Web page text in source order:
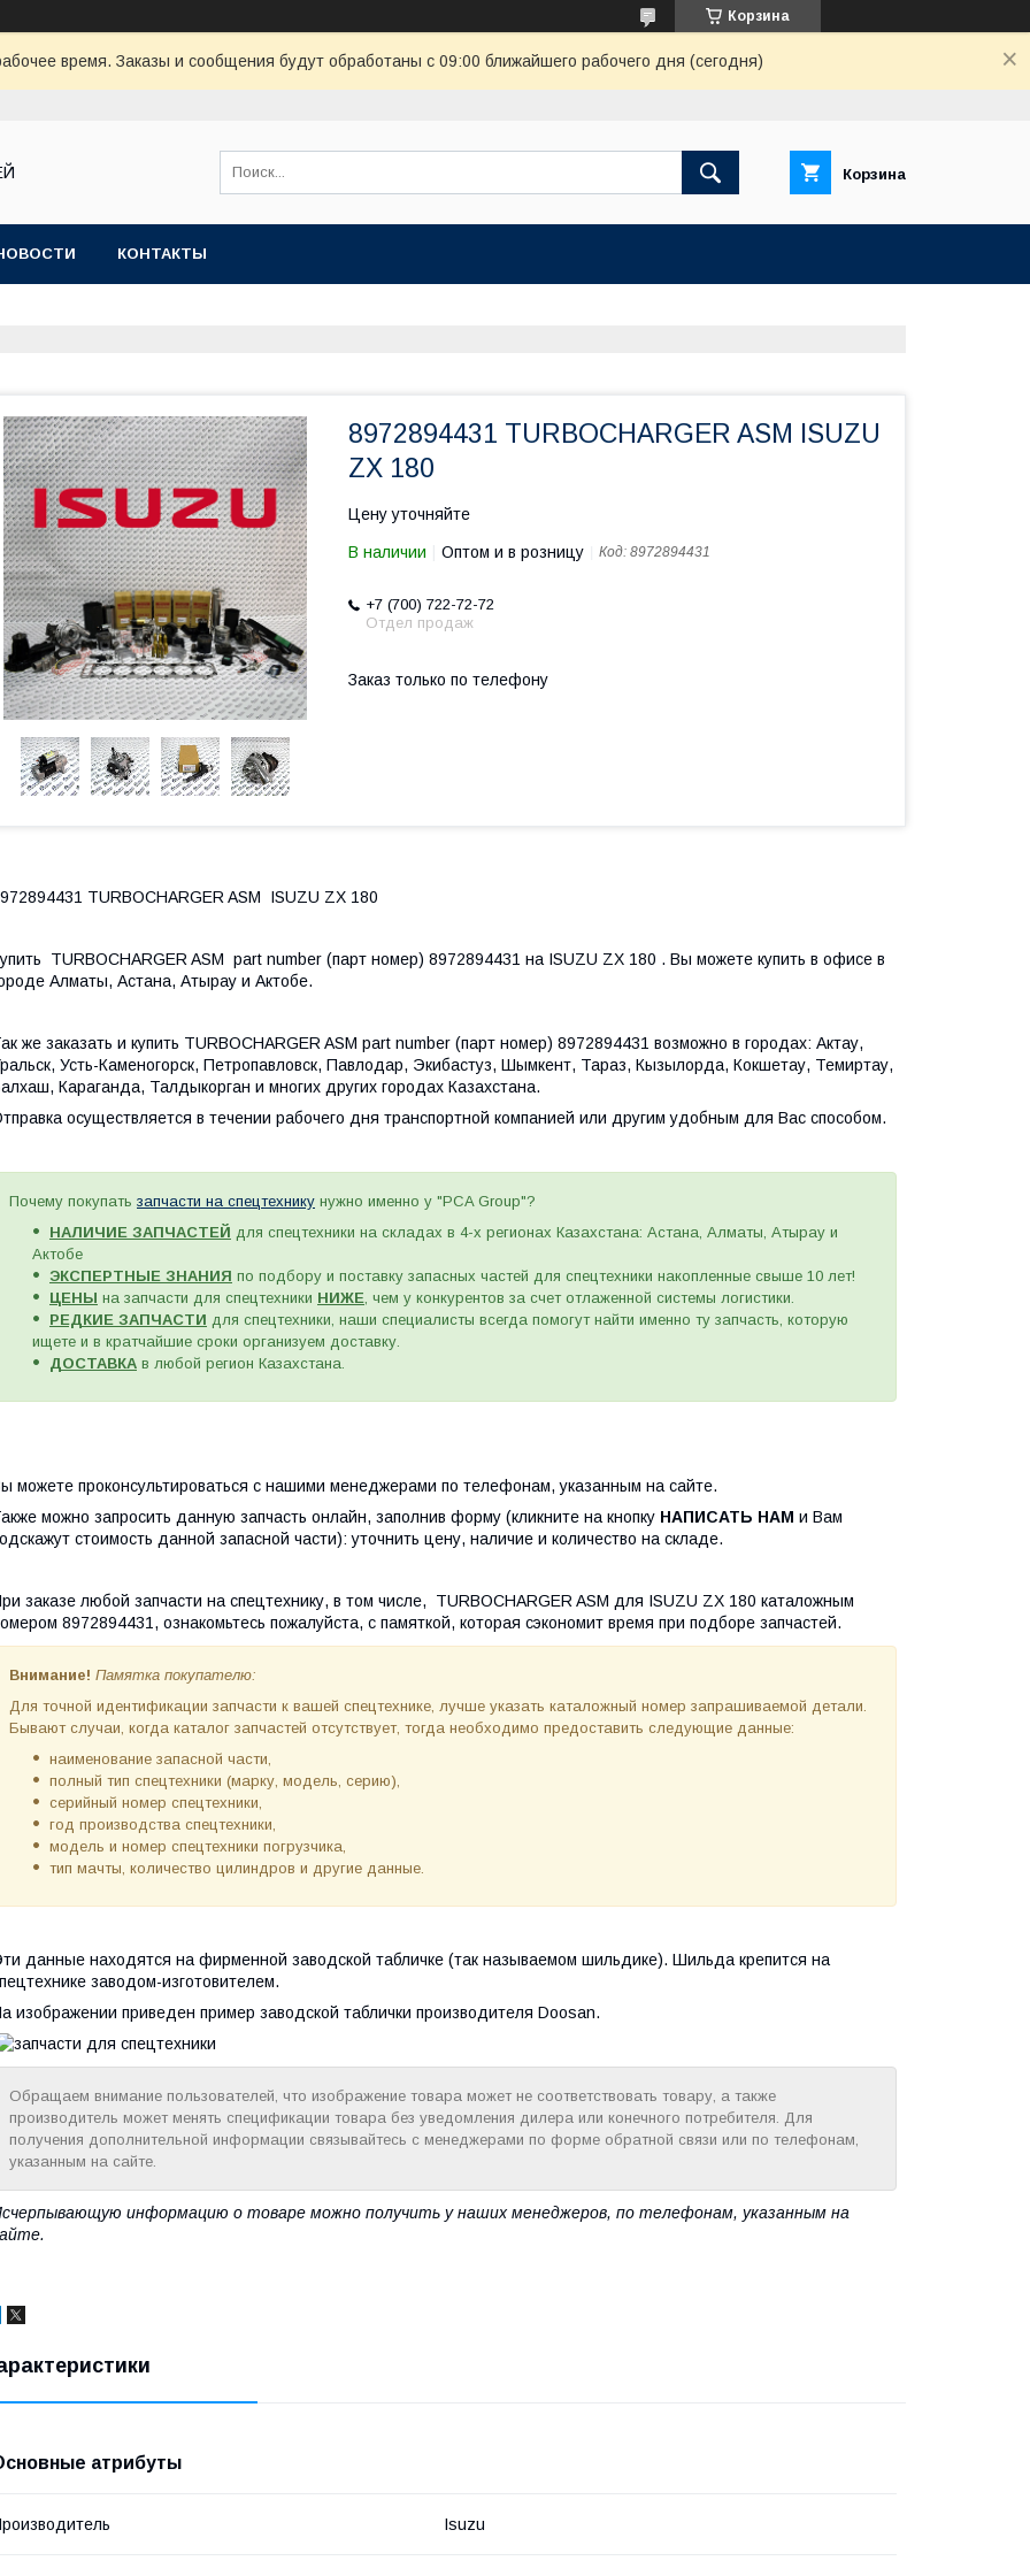
Корзина
время. Заказы и сообщения будут обработаны с 09:00 ближайшего рабочего дня (сегодня)
Корзина
КОНТАКТЫ
8972894431 TURBOCHARGER ASM ISUZU
ZX 180
Цену уточняйте
В наличии Оптом и в розницу Код: 8972894431
+7 (700) 722-72-72
Отдел продаж
Заказ только по телефону
TURBOCHARGER ASM ISUZU ZX 180
TURBOCHARGER ASM part number (парт номер) 8972894431 на ISUZU ZX 180 . Вы можете купить в офисе в
Алматы, Астана, Атырау и Актобе.
же заказать и купить TURBOCHARGER ASM part number (парт номер) 8972894431 возможно в городах: Актау,
Усть-Каменогорск, Петропавловск, Павлодар, Экибастуз, Шымкент, Тараз, Кызылорда, Кокшетау, Темиртау,
Караганда, Талдыкорган и многих других городах Казахстана.
осуществляется в течении рабочего дня транспортной компанией или другим удобным для Вас способом.
Почему покупать запчасти на спецтехнику нужно именно у "PCA Group"?
НАЛИЧИЕ ЗАПЧАСТЕЙ для спецтехники на складах в 4-х регионах Казахстана: Астана, Алматы, Атырау и
Актобе
ЭКСПЕРТНЫЕ ЗНАНИЯ по подбору и поставку запасных частей для спецтехники накопленные свыше 10 лет!
ЦЕНЫ на запчасти для спецтехники НИЖЕ, чем у конкурентов за счет отлаженной системы логистики.
РЕДКИЕ ЗАПЧАСТИ для спецтехники, наши специалисты всегда помогут найти именно ту запчасть, которую
ищете и в кратчайшие сроки организуем доставку.
ДОСТАВКА в любой регион Казахстана.
можете проконсультироваться с нашими менеджерами по телефонам, указанным на сайте.
можно запросить данную запчасть онлайн, заполнив форму (кликните на кнопку НАПИСАТЬ НАМ и Вам
стоимость данной запасной части): уточнить цену, наличие и количество на складе.
заказе любой запчасти на спецтехнику, в том числе, TURBOCHARGER ASM для ISUZU ZX 180 каталожным
8972894431, ознакомьтесь пожалуйста, с памяткой, которая сэкономит время при подборе запчастей.
Внимание! Памятка покупателю:
Для точной идентификации запчасти к вашей спецтехнике, лучше указать каталожный номер запрашиваемой детали.
Бывают случаи, когда каталог запчастей отсутствует, тогда необходимо предоставить следующие данные:
наименование запасной части,
полный тип спецтехники (марку, модель, серию),
серийный номер спецтехники,
год производства спецтехники,
модель и номер спецтехники погрузчика,
тип мачты, количество цилиндров и другие данные.
данные находятся на фирменной заводской табличке (так называемом шильдике). Шильда крепится на
заводом-изготовителем.
изображении приведен пример заводской таблички производителя Doosan.
Обращаем внимание пользователей, что изображение товара может не соответствовать товару, а также
производитель может менять спецификации товара без уведомления дилера или конечного потребителя. Для
получения дополнительной информации связывайтесь с менеджерами по форме обратной связи или по телефонам,
указанным на сайте.
информацию о товаре можно получить у наших менеджеров, по телефонам, указанным на
атрибуты
Isuzu